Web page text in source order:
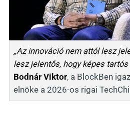
„Az innováció nem attól lesz
Bodnár Viktor, a BlockBen
elnöke a 2026-os rigai